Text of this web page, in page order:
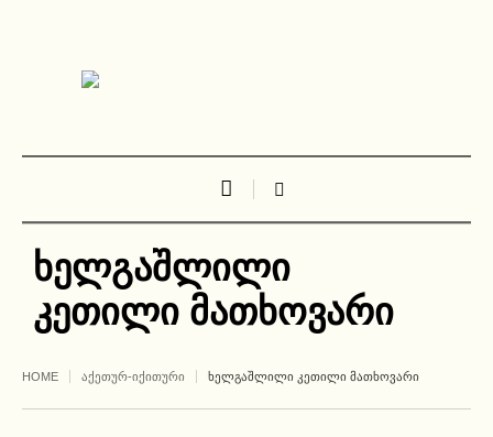
ხელგაშლილი
კეთილი მათხოვარი
HOME ᲐᲥᲔᲗᲣᲠ-ᲘᲥᲘᲗᲣᲠᲘ ᲮᲔᲚᲒᲐᲨᲚᲘᲚᲘ ᲙᲔᲗᲘᲚᲘ ᲛᲐᲗᲮᲝᲕᲐᲠᲘ